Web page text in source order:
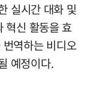
실시간 대화 및
혁신 활동을 효
역하는 비디오
예정이다.